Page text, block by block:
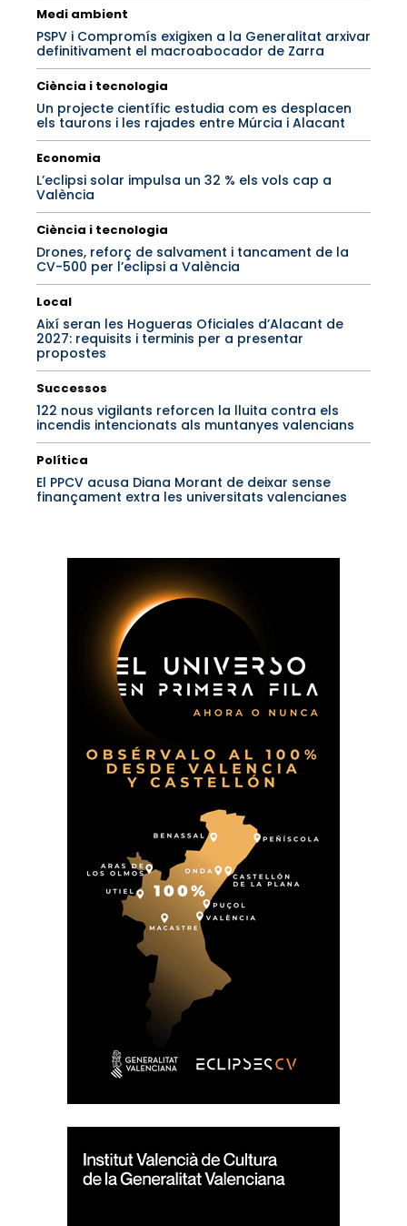
Medi ambient
PSPV i Compromís exigixen a la Generalitat arxivar
definitivament el macroabocador de Zarra
Ciència i tecnologia
Un projecte científic estudia com es desplacen
els taurons i les rajades entre Múrcia i Alacant
Economia
L’eclipsi solar impulsa un 32 % els vols cap a
València
Ciència i tecnologia
Drones, reforç de salvament i tancament de la
CV-500 per l’eclipsi a València
Local
Així seran les Hogueras Oficiales d’Alacant de
2027: requisits i terminis per a presentar
propostes
Successos
122 nous vigilants reforcen la lluita contra els
incendis intencionats als muntanyes valencians
Política
El PPCV acusa Diana Morant de deixar sense
finançament extra les universitats valencianes